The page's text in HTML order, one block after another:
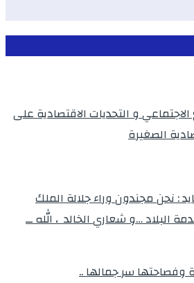
و التحديات الاقتصادية على
الصغيرة
: نحن مجندون وراء جلالة الملك
البلاد …و شعاري الخالد ، الله ــ
وفصاحتها سر جمالها ..